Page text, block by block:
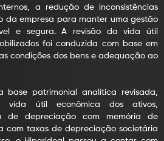
a redução de inconsistências
da empresa para manter uma gestão
e segura. A revisão da vida útil
foi conduzida com base em
condições dos bens e adequação ao
base patrimonial analítica revisada,
vida útil econômica dos ativos,
de depreciação com memória de
com taxas de depreciação societária